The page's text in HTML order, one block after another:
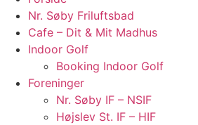
Nr. Søby Friluftsbad
Cafe – Dit & Mit Madhus
Indoor Golf
Booking Indoor Golf
Foreninger
Nr. Søby IF – NSIF
Højslev St. IF – HIF